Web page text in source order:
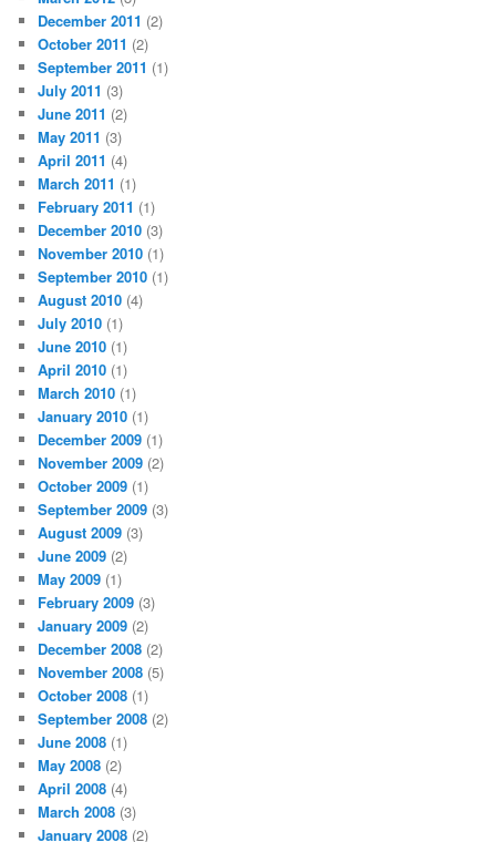
December 2011 (2)
October 2011 (2)
September 2011 (1)
July 2011 (3)
June 2011 (2)
May 2011 (3)
April 2011 (4)
March 2011 (1)
February 2011 (1)
December 2010 (3)
November 2010 (1)
September 2010 (1)
August 2010 (4)
July 2010 (1)
June 2010 (1)
April 2010 (1)
March 2010 (1)
January 2010 (1)
December 2009 (1)
November 2009 (2)
October 2009 (1)
September 2009 (3)
August 2009 (3)
June 2009 (2)
May 2009 (1)
February 2009 (3)
January 2009 (2)
December 2008 (2)
November 2008 (5)
October 2008 (1)
September 2008 (2)
June 2008 (1)
May 2008 (2)
April 2008 (4)
March 2008 (3)
January 2008 (2)